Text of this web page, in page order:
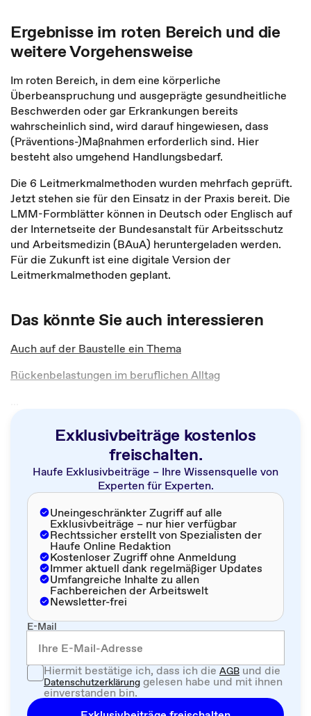
Ergebnisse im roten Bereich und die
weitere Vorgehensweise
Im roten Bereich, in dem eine körperliche
Überbeanspruchung und ausgeprägte gesundheitliche
Beschwerden oder gar Erkrankungen bereits
wahrscheinlich sind, wird darauf hingewiesen, dass
(Präventions-)Maßnahmen erforderlich sind. Hier
besteht also umgehend Handlungsbedarf.
Die 6 Leitmerkmalmethoden wurden mehrfach geprüft.
Jetzt stehen sie für den Einsatz in der Praxis bereit. Die
LMM-Formblätter können in Deutsch oder Englisch auf
der Internetseite der Bundesanstalt für Arbeitsschutz
und Arbeitsmedizin (BAuA) heruntergeladen werden.
Für die Zukunft ist eine digitale Version der
Leitmerkmalmethoden geplant.
Das könnte Sie auch interessieren
Auch auf der Baustelle ein Thema
Rückenbelastungen im beruflichen Alltag
Exklusivbeiträge kostenlos
freischalten.
Haufe Exklusivbeiträge – Ihre Wissensquelle von
Experten für Experten.
Uneingeschränkter Zugriff auf alle
Exklusivbeiträge – nur hier verfügbar
Rechtssicher erstellt von Spezialisten der
Haufe Online Redaktion
Kostenloser Zugriff ohne Anmeldung
Immer aktuell dank regelmäßiger Updates
Umfangreiche Inhalte zu allen
Fachbereichen der Arbeitswelt
Newsletter-frei
E-Mail
Hiermit bestätige ich, dass ich dieAGBund die
Datenschutzerklärung gelesen habe und mit ihnen
einverstanden bin.